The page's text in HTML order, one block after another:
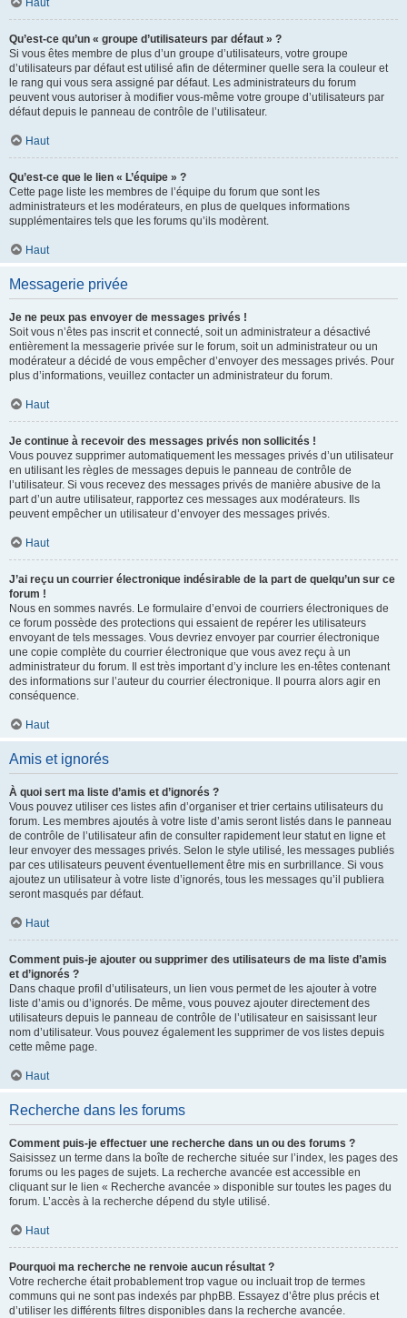
Haut
Qu’est-ce qu’un « groupe d’utilisateurs par défaut » ?
Si vous êtes membre de plus d’un groupe d’utilisateurs, votre groupe
d’utilisateurs par défaut est utilisé afin de déterminer quelle sera la couleur et
le rang qui vous sera assigné par défaut. Les administrateurs du forum
peuvent vous autoriser à modifier vous-même votre groupe d’utilisateurs par
défaut depuis le panneau de contrôle de l’utilisateur.
Haut
Qu’est-ce que le lien « L’équipe » ?
Cette page liste les membres de l’équipe du forum que sont les
administrateurs et les modérateurs, en plus de quelques informations
supplémentaires tels que les forums qu’ils modèrent.
Haut
Messagerie privée
Je ne peux pas envoyer de messages privés !
Soit vous n’êtes pas inscrit et connecté, soit un administrateur a désactivé
entièrement la messagerie privée sur le forum, soit un administrateur ou un
modérateur a décidé de vous empêcher d’envoyer des messages privés. Pour
plus d’informations, veuillez contacter un administrateur du forum.
Haut
Je continue à recevoir des messages privés non sollicités !
Vous pouvez supprimer automatiquement les messages privés d’un utilisateur
en utilisant les règles de messages depuis le panneau de contrôle de
l’utilisateur. Si vous recevez des messages privés de manière abusive de la
part d’un autre utilisateur, rapportez ces messages aux modérateurs. Ils
peuvent empêcher un utilisateur d’envoyer des messages privés.
Haut
J’ai reçu un courrier électronique indésirable de la part de quelqu’un sur ce
forum !
Nous en sommes navrés. Le formulaire d’envoi de courriers électroniques de
ce forum possède des protections qui essaient de repérer les utilisateurs
envoyant de tels messages. Vous devriez envoyer par courrier électronique
une copie complète du courrier électronique que vous avez reçu à un
administrateur du forum. Il est très important d’y inclure les en-têtes contenant
des informations sur l’auteur du courrier électronique. Il pourra alors agir en
conséquence.
Haut
Amis et ignorés
À quoi sert ma liste d’amis et d’ignorés ?
Vous pouvez utiliser ces listes afin d’organiser et trier certains utilisateurs du
forum. Les membres ajoutés à votre liste d’amis seront listés dans le panneau
de contrôle de l’utilisateur afin de consulter rapidement leur statut en ligne et
leur envoyer des messages privés. Selon le style utilisé, les messages publiés
par ces utilisateurs peuvent éventuellement être mis en surbrillance. Si vous
ajoutez un utilisateur à votre liste d’ignorés, tous les messages qu’il publiera
seront masqués par défaut.
Haut
Comment puis-je ajouter ou supprimer des utilisateurs de ma liste d’amis
et d’ignorés ?
Dans chaque profil d’utilisateurs, un lien vous permet de les ajouter à votre
liste d’amis ou d’ignorés. De même, vous pouvez ajouter directement des
utilisateurs depuis le panneau de contrôle de l’utilisateur en saisissant leur
nom d’utilisateur. Vous pouvez également les supprimer de vos listes depuis
cette même page.
Haut
Recherche dans les forums
Comment puis-je effectuer une recherche dans un ou des forums ?
Saisissez un terme dans la boîte de recherche située sur l’index, les pages des
forums ou les pages de sujets. La recherche avancée est accessible en
cliquant sur le lien « Recherche avancée » disponible sur toutes les pages du
forum. L’accès à la recherche dépend du style utilisé.
Haut
Pourquoi ma recherche ne renvoie aucun résultat ?
Votre recherche était probablement trop vague ou incluait trop de termes
communs qui ne sont pas indexés par phpBB. Essayez d’être plus précis et
d’utiliser les différents filtres disponibles dans la recherche avancée.